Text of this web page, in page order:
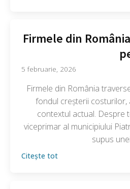
Firmele din
5 februarie, 2026
Firmele din România
fondul creșterii costurilor,
contextul actual. Despre
viceprimar al municipiului
supus
Citește tot